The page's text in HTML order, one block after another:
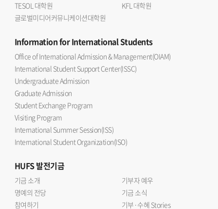
TESOL 대학원
KFL 대학원
글로벌미디어커뮤니케이션대학원
Informationfor International Students
Office of International Admission & Management(OIAM)
International Student Support Center(ISSC)
Undergraduate Admission
Graduate Admission
Student Exchange Program
Visiting Program
International Summer Session(ISS)
International Student Organization(ISO)
HUFS발전기금
기금 소개
기부자 예우
명예의 전당
기금 소식
참여하기
기부·수혜 Stories